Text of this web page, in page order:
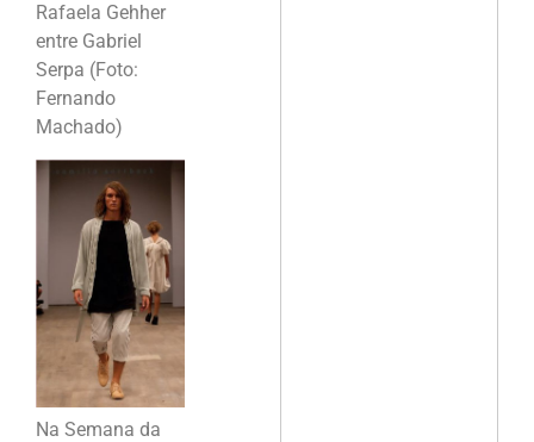
Rafaela Gehher
entre Gabriel
Serpa (Foto:
Fernando
Machado)
Na Semana da